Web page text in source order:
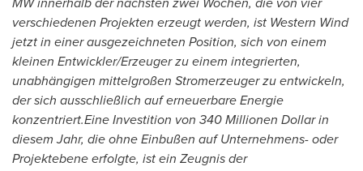
verschiedenen Projekten erzeugt werden, ist Western Wind
jetzt in einer ausgezeichneten Position, sich von einem
kleinen Entwickler/Erzeugerzu einem integrierten,
unabhängigen mittelgroßen Stromerzeugerzu entwickeln,
der sich ausschließlich auf erneuerbare Energie
konzentriert.Eine Investition von 340 Millionen Dollar in
diesem Jahr, die ohneEinbußen auf Unternehmens- oder
Projektebeneerfolgte, ist ein Zeugnis der